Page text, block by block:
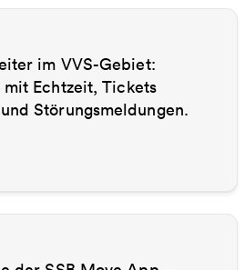
im VVS-Gebiet:
mit Echtzeit, Tickets
Störungsmeldungen.